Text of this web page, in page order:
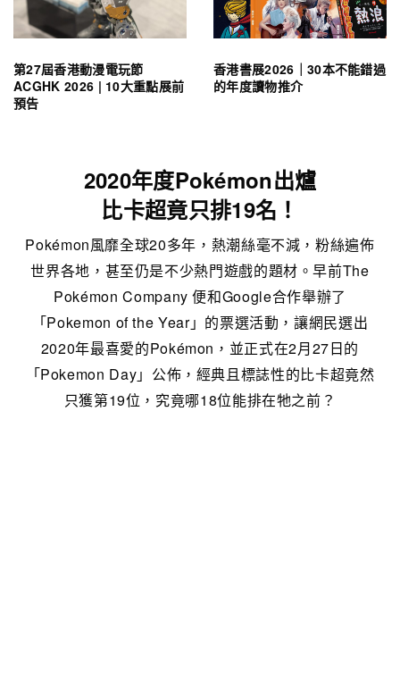
第27屆香港動漫電玩節
ACGHK 2026 | 10大重點展前
預告
香港書展2026｜30本不能錯過
的年度讀物推介
2020年度Pokémon出爐
比卡超竟只排19名！
Pokémon風靡全球20多年，熱潮絲毫不減，粉絲遍佈
世界各地，甚至仍是不少熱門遊戲的題材。早前The
Pokémon Company 便和Google合作舉辦了
「Pokemon of the Year」的票選活動，讓網民選出
2020年最喜愛的Pokémon，並正式在2月27日的
「Pokemon Day」公佈，經典且標誌性的比卡超竟然
只獲第19位，究竟哪18位能排在牠之前？